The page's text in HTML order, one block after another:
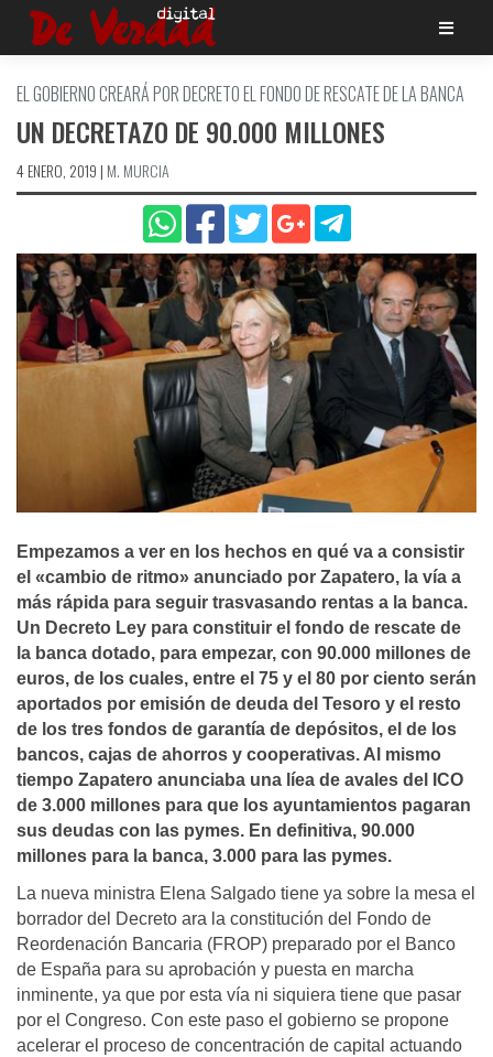
Saltar
EL GOBIERNO CREARÁ POR DECRETO EL FONDO DE RESCATE DE LA BANCA
UN DECRETAZO DE 90.000 MILLONES
4 ENERO, 2019 | M. MURCIA
Empezamos a ver en los hechos en qué va a consistir
el «cambio de ritmo» anunciado por Zapatero, la ví­a ­a
más rápida para seguir trasvasando rentas a la banca.
Un Decreto Ley para constituir el fondo de rescate de
la banca dotado, para empezar, con 90.000 millones de
euros, de los cuales, entre el 75 y el 80 por ciento serán
aportados por emisión de deuda del Tesoro y el resto
de los tres fondos de garantí­­a de depósitos, el de los
bancos, cajas de ahorros y cooperativas. Al mismo
tiempo Zapatero anunciaba una lí­ea de avales del ICO
de 3.000 millones para que los ayuntamientos pagaran
sus deudas con las pymes. En definitiva, 90.000
millones para la banca, 3.000 para las pymes.
La nueva ministra Elena Salgado tiene ya sobre la mesa el
borrador del Decreto ara la constitución del Fondo de
Reordenación Bancaria (FROP) preparado por el Banco
de España para su aprobación y puesta en marcha
inminente, ya que por esta vía ni siquiera tiene que pasar
por el Congreso. Con este paso el gobierno se propone
acelerar el proceso de concentración de capital actuando